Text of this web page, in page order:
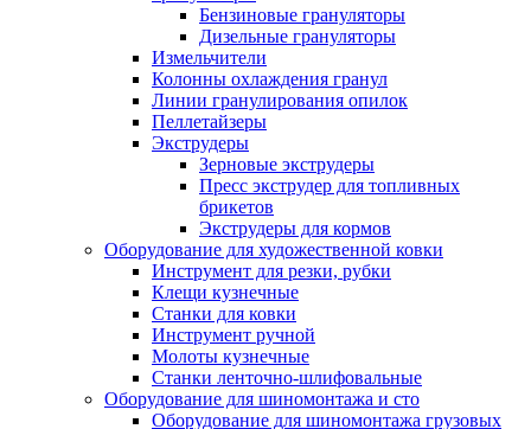
Бензиновые грануляторы
Дизельные грануляторы
Измельчители
Колонны охлаждения гранул
Линии гранулирования опилок
Пеллетайзеры
Экструдеры
Зерновые экструдеры
Пресс экструдер для топливных
брикетов
Экструдеры для кормов
Оборудование для художественной ковки
Инструмент для резки, рубки
Клещи кузнечные
Станки для ковки
Инструмент ручной
Молоты кузнечные
Станки ленточно-шлифовальные
Оборудование для шиномонтажа и сто
Оборудование для шиномонтажа грузовых